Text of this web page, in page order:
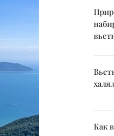
Как